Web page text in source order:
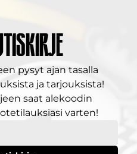
pysyt ajan tasalla
ja tarjouksista!
saat alekoodin
varten!